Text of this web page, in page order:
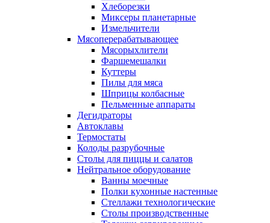
Хлеборезки
Миксеры планетарные
Измельчители
Мясоперерабатывающее
Мясорыхлители
Фаршемешалки
Куттеры
Пилы для мяса
Шприцы колбасные
Пельменные аппараты
Дегидраторы
Автоклавы
Термостаты
Колоды разрубочные
Столы для пиццы и салатов
Нейтральное оборудование
Ванны моечные
Полки кухонные настенные
Стеллажи технологические
Столы производственные